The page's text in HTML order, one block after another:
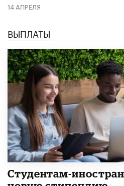
14 АПРЕЛЯ
ВЫПЛАТЫ
Студентам-